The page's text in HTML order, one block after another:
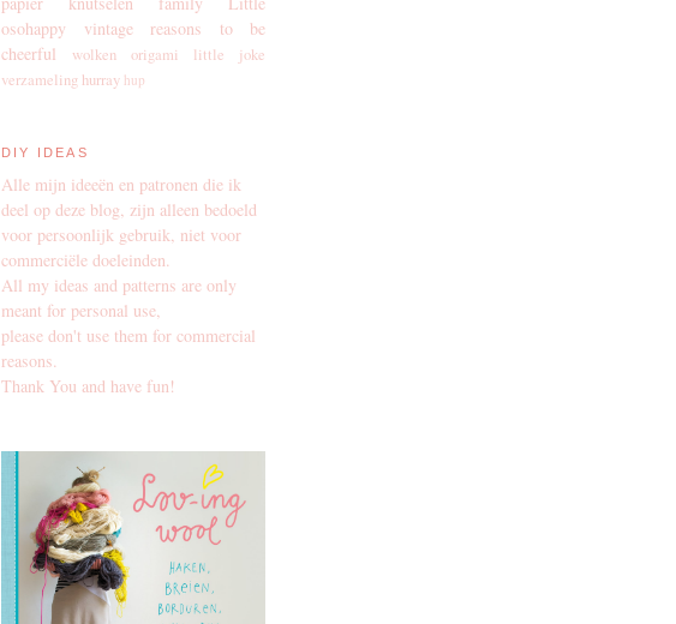
osohappy
vintage
reasons to be
cheerful
wolken origami
little joke
verzameling hurray hup
DIY IDEAS
Alle mijn ideeën en patronen die ik
deel op deze blog, zijn alleen bedoeld
voor persoonlijk gebruik, niet voor
commerciële doeleinden.
All my ideas and patterns are only
meant for personal use,
please don't use them for commercial
reasons.
Thank You and have fun!